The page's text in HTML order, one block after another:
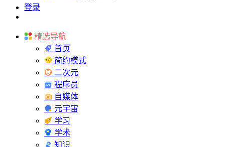
登录
精选导航
首页
简约模式
二次元
程序员
自媒体
元宇宙
学习
学术
知识